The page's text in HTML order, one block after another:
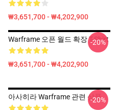
₩3,651,700 - ₩4,202,900
Warframe 오픈 월드 확장 T-Shirt
₩3,651,700 - ₩4,202,900
-20%
아사히라 Warframe 관련 상품
-20%